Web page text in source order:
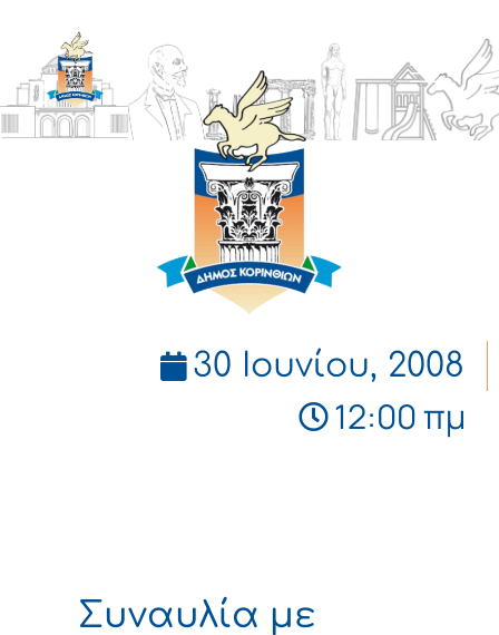
ΔΗΜΟΣ
ΚΟΡΙΝΘΙΩΝ
30 Ιουνίου, 2008
12:00 πμ
Συναυλία με